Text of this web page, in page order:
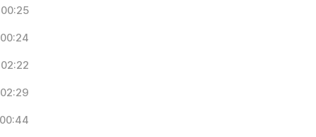
00:25
00:24
02:22
02:29
00:44